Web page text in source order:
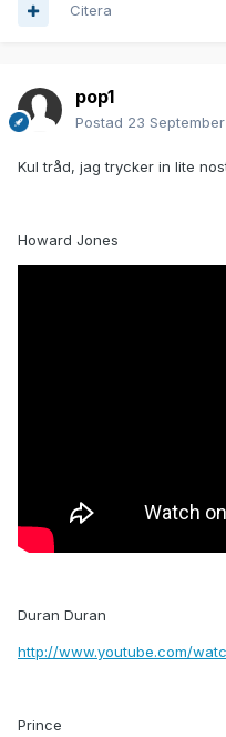
Citera
pop1
Postad 23
Kul tråd, jag trycker in lite
Howard Jones
Duran Duran
http://www.youtube.com/
Prince